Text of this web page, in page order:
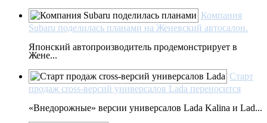
Компания
Subaru поделилась планами на Женевский автосалон.
Японский автопроизводитель продемонстрирует в
Жене...
Старт
продаж сross-версий универсалов Lada переносится
«Внедорожные» версии универсалов Lada Kalina и Lad...